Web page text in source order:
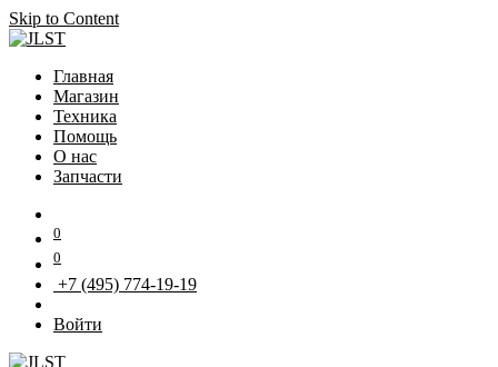
Skip to Content
Главная
Магазин
Техника
Помощь
О нас
Запчасти
0
0
+7 (495) 774-19-19
Войти